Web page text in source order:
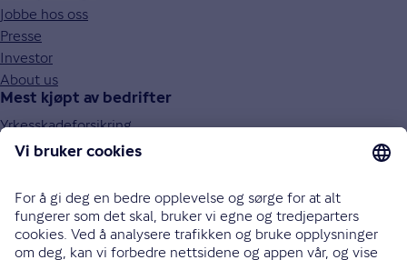
Jobbe hos oss
Presse
Investor
About us
Mest kjøpt av bedrifter
Yrkesskadeforsikring
Obligatorisk tjenestepensjon (OTP)
Bilforsikring for bedrifter
Ansvarsforsikring
Reiseforsikring for bedrifter
Eiendelsforsikring